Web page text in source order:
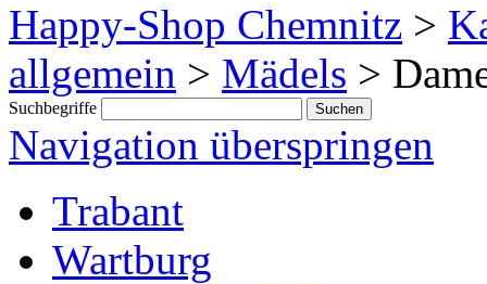
Happy-Shop Chemnitz >
allgemein > Mädels >
Suchbegriffe
Navigation überspringen
Trabant
Wartburg